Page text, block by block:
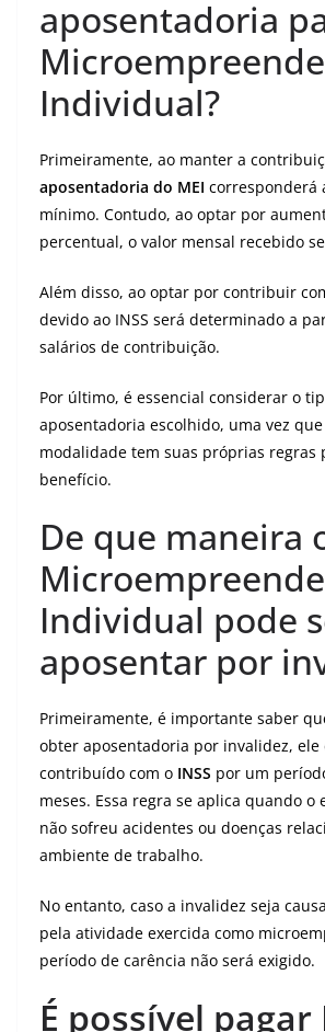
aposentadoria
Individual?
Primeiramente, ao manter a
aposentadoria do MEI corresponderá
mínimo. Contudo, ao optar por
percentual, o valor mensal recebido
Além disso, ao optar por contribuir
devido ao INSS será determinado a
salários de contribuição.
Por último, é essencial considerar o
aposentadoria escolhido, uma vez que
modalidade tem suas próprias regras
benefício.
De que maneira
Individual pode
aposentar por
Primeiramente, é importante saber
obter aposentadoria por invalidez, ele
contribuído com o INSS por um
meses. Essa regra se aplica quando o
não sofreu acidentes ou doenças
ambiente de trabalho.
No entanto, caso a invalidez seja
pela atividade exercida como
período de carência não será exigido.
É possível pagar